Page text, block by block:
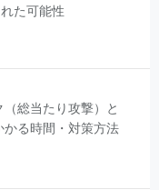
た可能性
総当たり攻撃）と
かる時間・対策方法